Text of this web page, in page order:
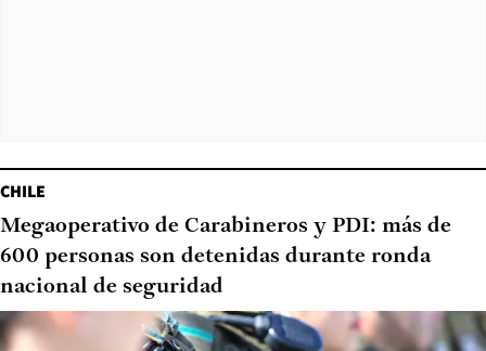
CHILE
Megaoperativo de Carabineros y PDI: más de
600 personas son detenidas durante ronda
nacional de seguridad